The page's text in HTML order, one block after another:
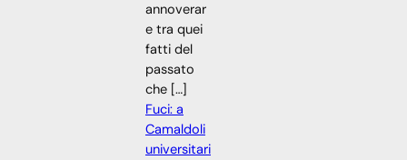
annoverar
e tra quei
fatti del
passato
che […]
Fuci: a
Camaldoli
universitari